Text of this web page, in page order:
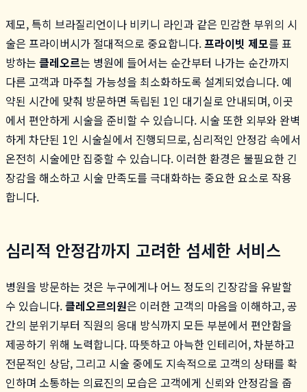
제모, 특히 브라질리언이나 비키니 라인과 같은 민감한 부위의 시
술은 프라이버시가 절대적으로 중요합니다.프라이빗 제모를 표
방하는 클레오르는 병원에 들어서는 순간부터 나가는 순간까지
다른 고객과 마주칠 가능성을 최소화하도록 설계되었습니다. 예
약된 시간에 맞춰 방문하면 독립된 1인 대기실로 안내되며, 이곳
에서 편안하게 시술을 준비할 수 있습니다. 시술 또한 외부와 완벽
하게 차단된 1인 시술실에서 진행되므로, 심리적인 안정감 속에서
온전히 시술에만 집중할 수 있습니다. 이러한 환경은 불필요한 긴
장감을 해소하고 시술 만족도를 극대화하는 중요한 요소로 작용
합니다.
심리적 안정감까지 고려한 섬세한 서비스
병원을 방문하는 것은 누구에게나 어느 정도의 긴장감을 유발할
수 있습니다.클레오르의원은 이러한 고객의 마음을 이해하고, 공
간의 분위기부터 직원의 응대 방식까지 모든 부분에서 편안함을
제공하기 위해 노력합니다. 따뜻하고 아늑한 인테리어, 차분하고
전문적인 상담, 그리고 시술 중에도 지속적으로 고객의 상태를 확
인하며 소통하는 의료진의 모습은 고객에게 신뢰와 안정감을 줍